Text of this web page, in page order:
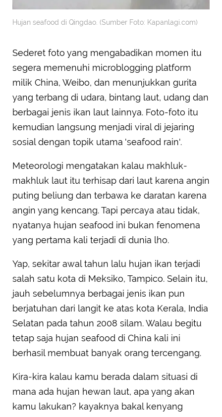
Hujan seafood di Qingdao. (Sumber Foto: Kapanlagi.com)
Sederet foto yang mengabadikan momen itu
segera memenuhi microblogging platform
milik China, Weibo, dan menunjukkan gurita
yang terbang di udara, bintang laut, udang dan
berbagai jenis ikan laut lainnya. Foto-foto itu
kemudian langsung menjadi viral di jejaring
sosial dengan topik utama 'seafood rain'.
Meteorologi mengatakan kalau makhluk-
makhluk laut itu terhisap dari laut karena angin
puting beliung dan terbawa ke daratan karena
angin yang kencang. Tapi percaya atau tidak,
nyatanya hujan seafood ini bukan fenomena
yang pertama kali terjadi di dunia lho.
Yap, sekitar awal tahun lalu hujan ikan terjadi
salah satu kota di Meksiko, Tampico. Selain itu,
jauh sebelumnya berbagai jenis ikan pun
berjatuhan dari langit ke atas kota Kerala, India
Selatan pada tahun 2008 silam. Walau begitu
tetap saja hujan seafood di China kali ini
berhasil membuat banyak orang tercengang.
Kira-kira kalau kamu berada dalam situasi di
mana ada hujan hewan laut, apa yang akan
kamu lakukan? kayaknya bakal kenyang